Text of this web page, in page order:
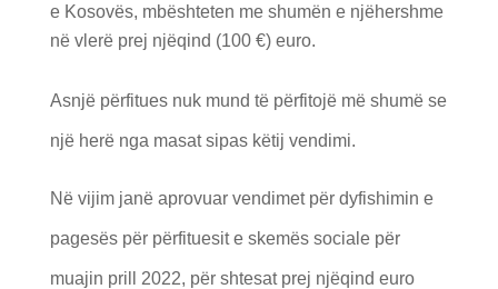
e Kosovës, mbështeten me shumën e njëhershme
në vlerë prej njëqind (100 €) euro.
Asnjë përfitues nuk mund të përfitojë më shumë se
një herë nga masat sipas këtij vendimi.
Në vijim janë aprovuar vendimet për dyfishimin e
pagesës për përfituesit e skemës sociale për
muajin prill 2022, për shtesat prej njëqind euro